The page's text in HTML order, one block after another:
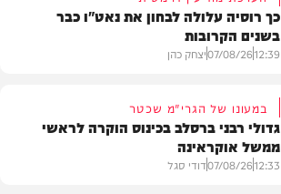
כך רוסיה עלולה לבחון את נאט"ו כבר
בשנים הקרובות
12:39
07/08/26יצחק כהן
במעונו של הגרי"מ שכטר
גדולי רבני ברסלב בכינוס הוקרה לראשי
ממשל אוקראינה
12:33
07/08/26דודי סגל